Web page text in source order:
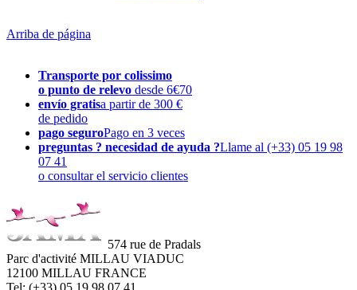
Arriba de página
Transporte por colissimo
o punto de relevo desde 6€70
envío gratisa partir de 300 €
de pedido
pago seguroPago en 3 veces
preguntas ? necesidad de ayuda ?Llame al (+33) 05 19 98
07 41
o consultar el servicio clientes
574 rue de Pradals
Parc d'activité MILLAU VIADUC
12100 MILLAU FRANCE
Tel: (+33) 05 19 98 07 41